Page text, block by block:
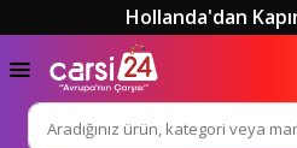
Hollanda'dan